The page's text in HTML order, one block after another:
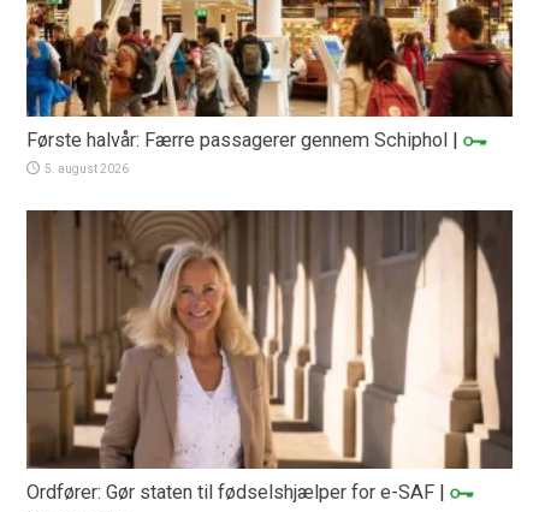
Første halvår: Færre passagerer gennem Schiphol |
5. august 2026
Ordfører: Gør staten til fødselshjælper for e-SAF |